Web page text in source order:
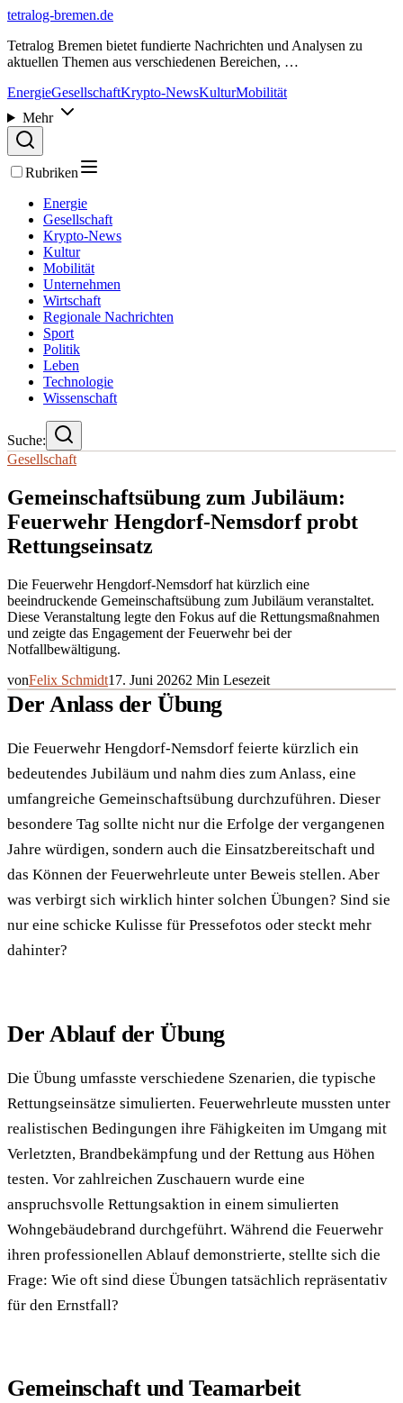
tetralog-bremen.de
Tetralog Bremen bietet fundierte Nachrichten und Analysen zu
aktuellen Themen aus verschiedenen Bereichen, …
EnergieGesellschaftKrypto-NewsKulturMobilität
Mehr
Rubriken
Energie
Gesellschaft
Krypto-News
Kultur
Mobilität
Unternehmen
Wirtschaft
Regionale Nachrichten
Sport
Politik
Leben
Technologie
Wissenschaft
Suche:
Gesellschaft
Gemeinschaftsübung zum Jubiläum:
Feuerwehr Hengdorf-Nemsdorf probt
Rettungseinsatz
Die Feuerwehr Hengdorf-Nemsdorf hat kürzlich eine
beeindruckende Gemeinschaftsübung zum Jubiläum veranstaltet.
Diese Veranstaltung legte den Fokus auf die Rettungsmaßnahmen
und zeigte das Engagement der Feuerwehr bei der
Notfallbewältigung.
vonFelix Schmidt17. Juni 20262 Min Lesezeit
Der Anlass der Übung
Die Feuerwehr Hengdorf-Nemsdorf feierte kürzlich ein
bedeutendes Jubiläum und nahm dies zum Anlass, eine
umfangreiche Gemeinschaftsübung durchzuführen. Dieser
besondere Tag sollte nicht nur die Erfolge der vergangenen
Jahre würdigen, sondern auch die Einsatzbereitschaft und
das Können der Feuerwehrleute unter Beweis stellen. Aber
was verbirgt sich wirklich hinter solchen Übungen? Sind sie
nur eine schicke Kulisse für Pressefotos oder steckt mehr
dahinter?
Der Ablauf der Übung
Die Übung umfasste verschiedene Szenarien, die typische
Rettungseinsätze simulierten. Feuerwehrleute mussten unter
realistischen Bedingungen ihre Fähigkeiten im Umgang mit
Verletzten, Brandbekämpfung und der Rettung aus Höhen
testen. Vor zahlreichen Zuschauern wurde eine
anspruchsvolle Rettungsaktion in einem simulierten
Wohngebäudebrand durchgeführt. Während die Feuerwehr
ihren professionellen Ablauf demonstrierte, stellte sich die
Frage: Wie oft sind diese Übungen tatsächlich repräsentativ
für den Ernstfall?
Gemeinschaft und Teamarbeit